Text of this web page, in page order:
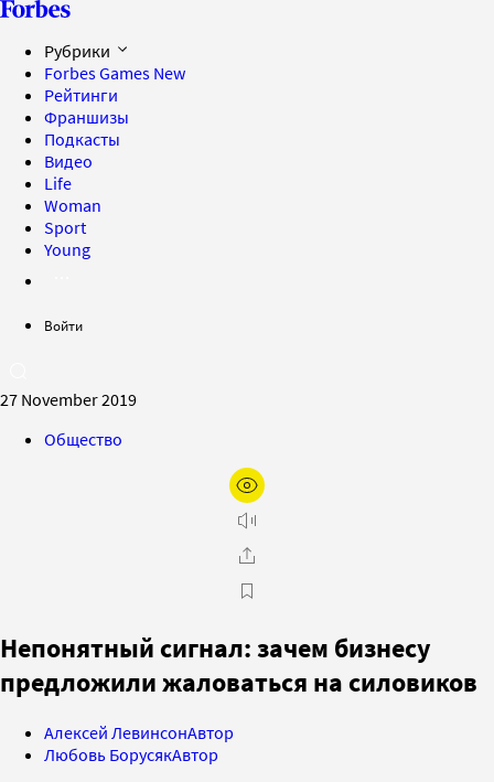
Рубрики
Forbes Games New
Рейтинги
Франшизы
Подкасты
Видео
Life
Woman
Sport
Young
Войти
27 November 2019
Общество
Непонятный сигнал: зачем бизнесу
предложили жаловаться на силовиков
Алексей ЛевинсонАвтор
Любовь БорусякАвтор